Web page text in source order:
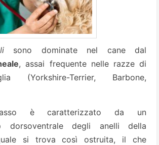
sono dominate nel cane dal
, assai frequente nelle razze di
(Yorkshire-Terrier, Barbone,
è caratterizzato da un
dorsoventrale degli anelli della
si trova così ostruita, il che